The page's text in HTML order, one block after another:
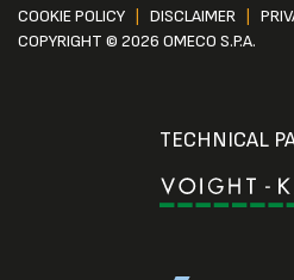
COOKIE POLICY DISCLAIMER
COPYRIGHT © 2026 OMECO S.P.A.
TECHNICAL